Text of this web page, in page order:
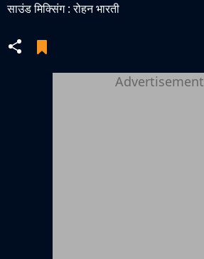
साउंड मिक्सिंग : रोहन भारती
Advertisement